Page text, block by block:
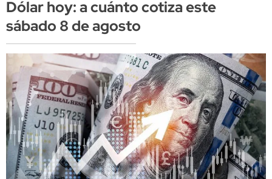
Dólar hoy: a cuánto cotiza este
sábado 8 de agosto